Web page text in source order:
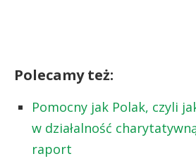
Polecamy też:
Pomocny jak Polak, czyli
w działalność
raport